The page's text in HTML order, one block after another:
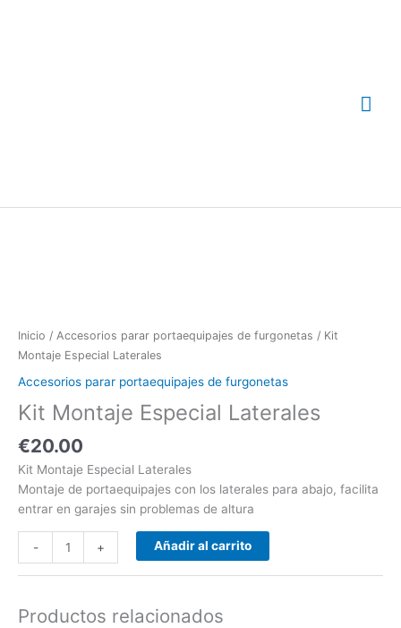
Inicio / Accesorios parar portaequipajes de furgonetas / Kit
Montaje Especial Laterales
Accesorios parar portaequipajes de furgonetas
Kit Montaje Especial Laterales
€20.00
Kit Montaje Especial Laterales
Montaje de portaequipajes con los laterales para abajo, facilita
entrar en garajes sin problemas de altura
- + Añadir al carrito
Productos relacionados